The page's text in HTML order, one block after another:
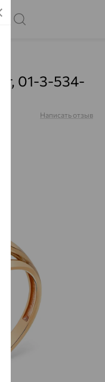
01-3-534-
Написать отзыв